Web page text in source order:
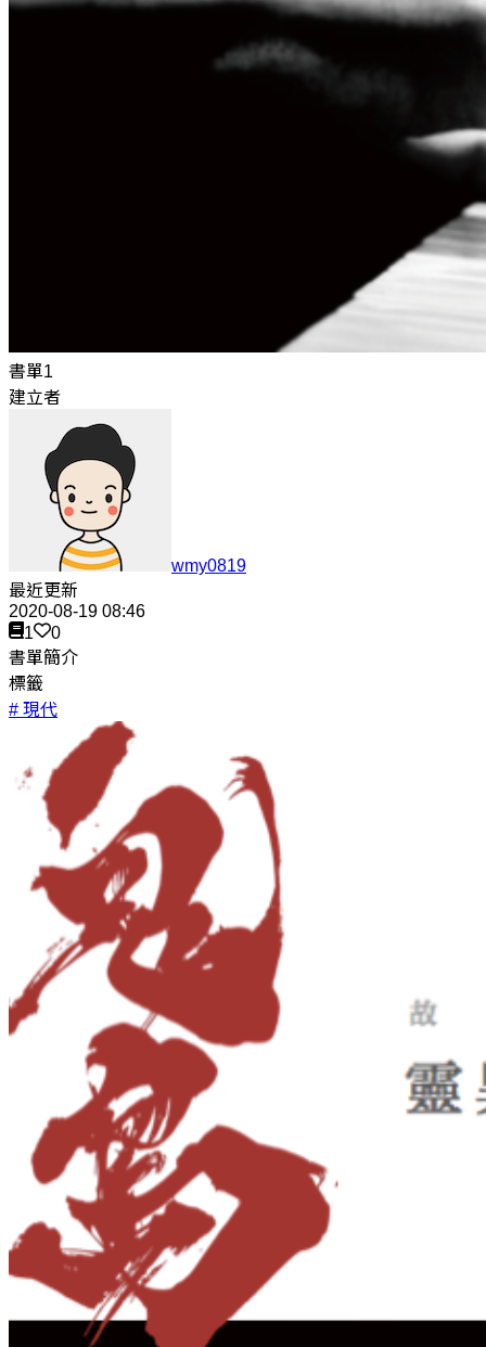
書單1
建立者
wmy0819
最近更新
2020-08-19 08:46
1
0
書單簡介
標籤
# 現代